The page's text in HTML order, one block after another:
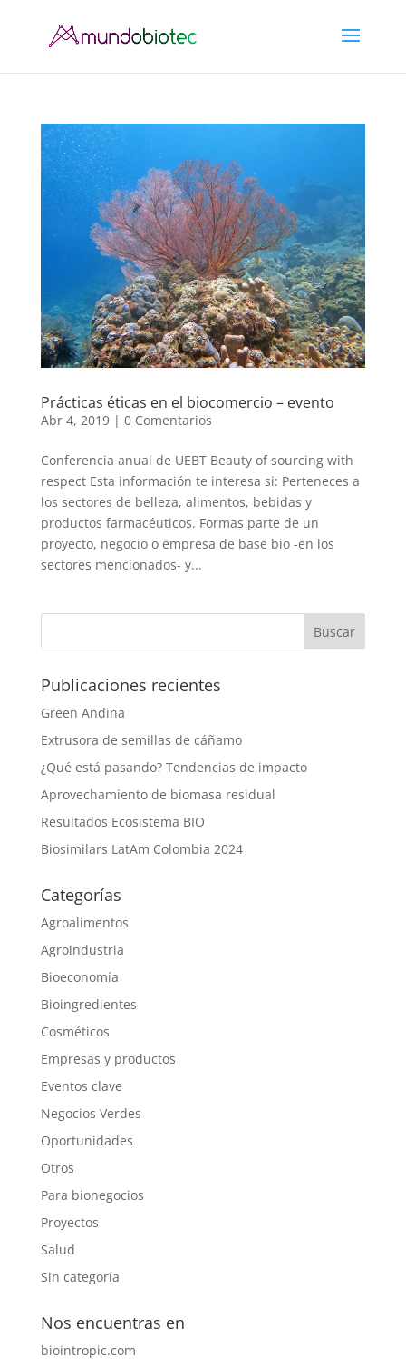
Prácticas éticas en el biocomercio – evento
Abr 4, 2019| 0 Comentarios
Conferencia anual de UEBT Beauty of sourcing with
respect Esta información te interesa si: Perteneces a
los sectores de belleza, alimentos, bebidas y
productos farmacéuticos. Formas parte de un
proyecto, negocio o empresa de base bio -en los
sectores mencionados- y...
Publicaciones recientes
Green Andina
Extrusora de semillas de cáñamo
¿Qué está pasando? Tendencias de impacto
Aprovechamiento de biomasa residual
Resultados Ecosistema BIO
Biosimilars LatAm Colombia 2024
Categorías
Agroalimentos
Agroindustria
Bioeconomía
Bioingredientes
Cosméticos
Empresas y productos
Eventos clave
Negocios Verdes
Oportunidades
Otros
Para bionegocios
Proyectos
Salud
Sin categoría
Nos encuentras en
biointropic.com